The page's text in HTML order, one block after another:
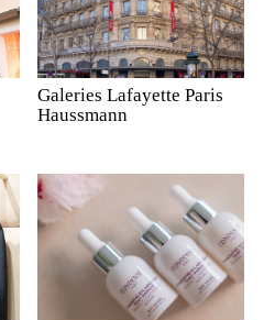
Galeries Lafayette Paris
Haussmann